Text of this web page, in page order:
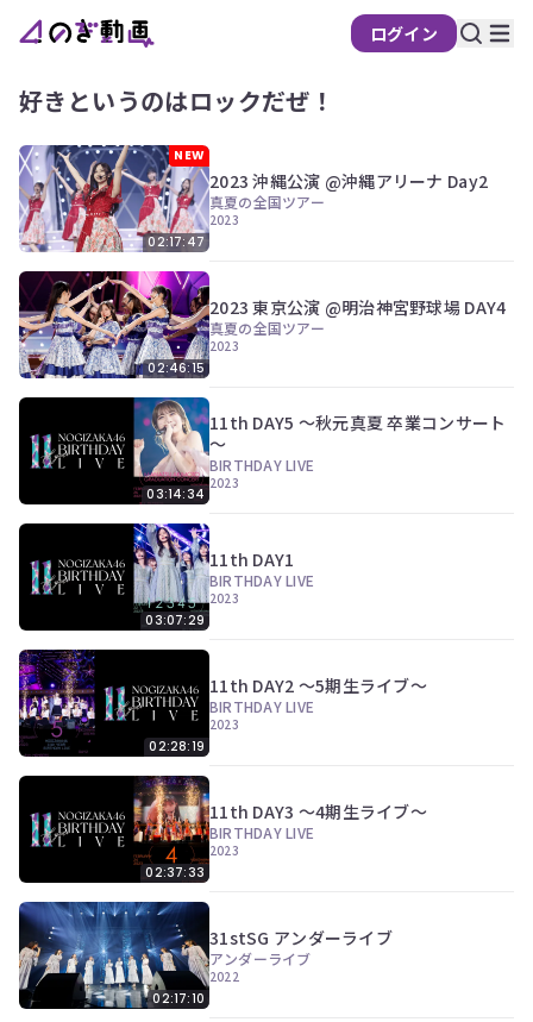
ログイン
好きというのはロックだぜ！
NEW
02:17:47
2023 沖縄公演 @沖縄アリーナ Day2
真夏の全国ツアー
2023
02:46:15
2023 東京公演 @明治神宮野球場 DAY4
真夏の全国ツアー
2023
03:14:34
11th DAY5 ～秋元真夏 卒業コンサート
～
BIRTHDAY LIVE
2023
03:07:29
11th DAY1
BIRTHDAY LIVE
2023
02:28:19
11th DAY2 ～5期生ライブ～
BIRTHDAY LIVE
2023
02:37:33
11th DAY3 ～4期生ライブ～
BIRTHDAY LIVE
2023
02:17:10
31stSG アンダーライブ
アンダーライブ
2022